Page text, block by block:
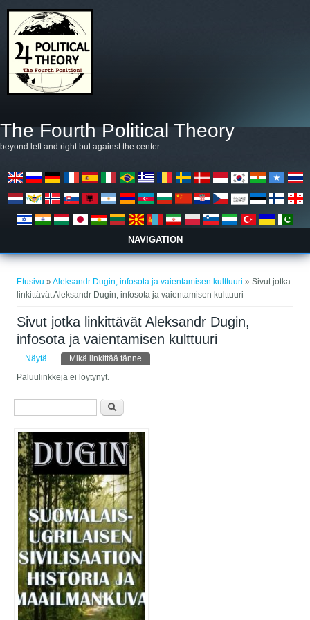
The Fourth Political Theory
beyond left and right but against the center
NAVIGATION
Etusivu »Aleksandr Dugin, infosota ja vaientamisen kulttuuri » Sivut jotka
linkittävät Aleksandr Dugin, infosota ja vaientamisen kulttuuri
Sivut jotka linkittävät Aleksandr Dugin,
infosota ja vaientamisen kulttuuri
Ensisijaiset välilehdet
Näytä Mikä linkittää tänne
Paluulinkkejä ei löytynyt.